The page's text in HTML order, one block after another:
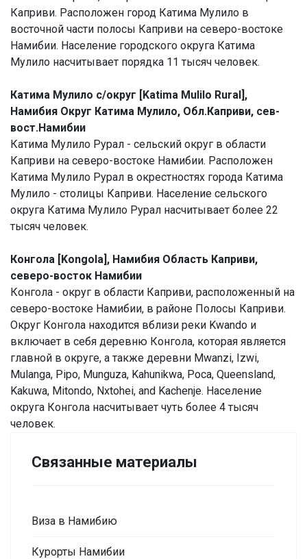
Каприви. Расположен город Катима Мулило в
восточной части полосы Каприви на северо-востоке
Намибии. Население городского округа Катима
Мулило насчитывает порядка 11 тысяч человек.
Катима Мулило с/округ [Katima Mulilo Rural],
Намибия Округ Катима Мулило, Обл.Каприви, сев-
вост.Намибии
Катима Мулило Рурал - сельский округ в области
Каприви на северо-востоке Намибии. Расположен
Катима Мулило Рурал в окрестностях города Катима
Мулило - столицы Каприви. Население сельского
округа Катима Мулило Рурал насчитывает более 22
тысяч человек.
Конгола [Kongola], Намибия Область Каприви,
северо-восток Намибии
Конгола - округ в области Каприви, расположенный на
северо-востоке Намибии, в районе Полосы Каприви.
Округ Конгола находится вблизи реки Kwando и
включает в себя деревню Конгола, которая является
главной в округе, а также деревни Mwanzi, Izwi,
Mulanga, Pipo, Munguza, Kahunikwa, Poca, Queensland,
Kakuwa, Mitondo, Nxtohei, and Kachenje. Население
округа Конгола насчитывает чуть более 4 тысяч
человек.
Связанные материалы
Виза в Намибию
Курорты Намибии